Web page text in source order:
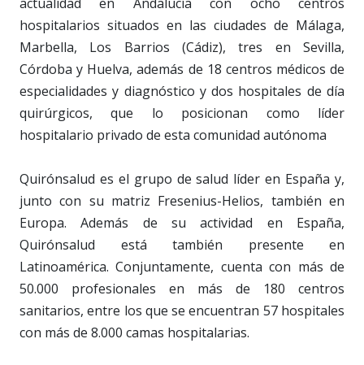
hospitalarios situados en las ciudades de Málaga,
Marbella, Los Barrios (Cádiz), tres en Sevilla,
Córdoba y Huelva, además de 18 centros médicos de
especialidades y diagnóstico y dos hospitales de día
quirúrgicos, que lo posicionan como líder
hospitalario privado de esta comunidad autónoma
Quirónsalud es el grupo de salud líder en España y,
junto con su matriz Fresenius-Helios, también en
Europa. Además de su actividad en España,
Quirónsalud está también presente en
Latinoamérica. Conjuntamente, cuenta con más de
50.000 profesionales en más de 180 centros
sanitarios, entre los que se encuentran 57 hospitales
con más de 8.000 camas hospitalarias.